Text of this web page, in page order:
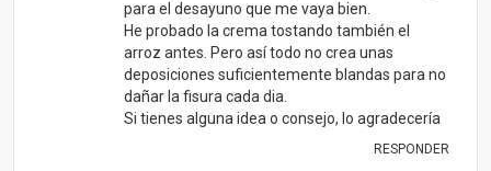
para el desayuno que me vaya bien.
He probado la crema tostando también el
arroz antes. Pero así todo no crea unas
deposiciones suficientemente blandas para no
dañar la fisura cada dia.
Si tienes alguna idea o consejo, lo agradecería
RESPONDER